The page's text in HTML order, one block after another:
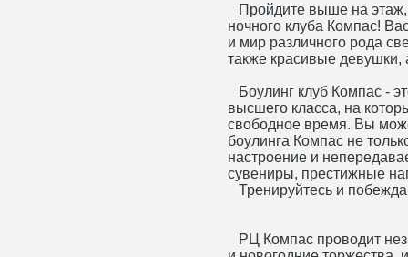
Пройдите выше на
ночного клуба Компас!
и мир различного рода
также красивые
Боулинг клуб Компас -
высшего класса, на
свободное время. Вы
боулинга Компас не
настроение и
сувениры, престижные
Тренируйтесь и
РЦ Компас проводит